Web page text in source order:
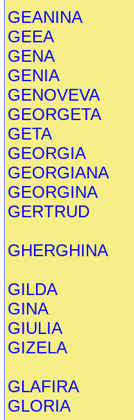
GEANINA
GEEA
GENA
GENIA
GENOVEVA
GEORGETA
GETA
GEORGIA
GEORGIANA
GEORGINA
GERTRUD
GHERGHINA
GILDA
GINA
GIULIA
GIZELA
GLAFIRA
GLORIA